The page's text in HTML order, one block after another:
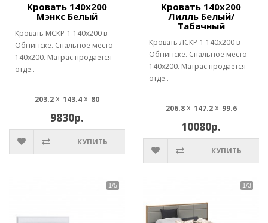
Кровать 140х200
Мэнкс Белый
Кровать МСКР-1 140х200 в
Обнинске. Спальное место
140х200. Матрас продается
отде..
203.2 ☓ 143.4 ☓ 80
9830р.
КУПИТЬ
Кровать 140х200
Лилль Белый/
Табачный
Кровать ЛСКР-1 140х200 в
Обнинске. Спальное место
140х200. Матрас продается
отде..
206.8 ☓ 147.2 ☓ 99.6
10080р.
КУПИТЬ